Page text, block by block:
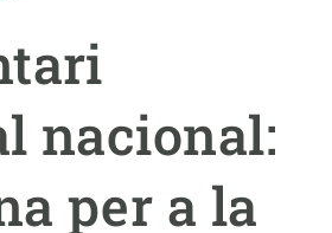
nacional:
per a la